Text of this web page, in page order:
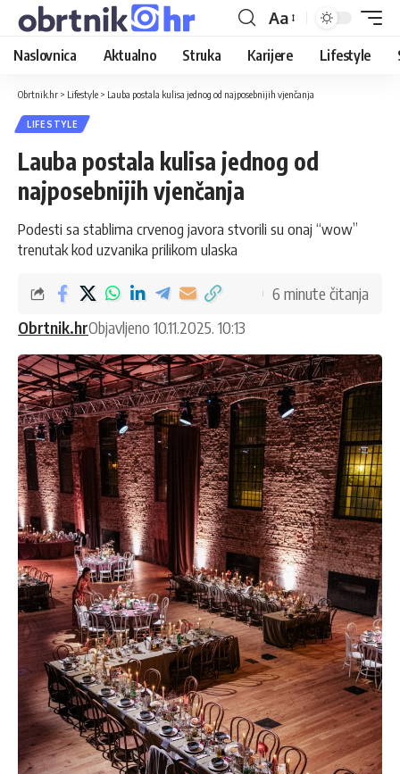
Aa
Naslovnica Aktualno Struka Karijere Lifestyle
Obrtnik.hr > Lifestyle > Lauba postala kulisa jednog od najposebnijih vjenčanja
LIFESTYLE
Lauba postala kulisa jednog od
najposebnijih vjenčanja
Podesti sa stablima crvenog javora stvorili su onaj “wow”
trenutak kod uzvanika prilikom ulaska
Obrtnik.hrObjavljeno 10.11.2025. 10:13
6 minute čitanja